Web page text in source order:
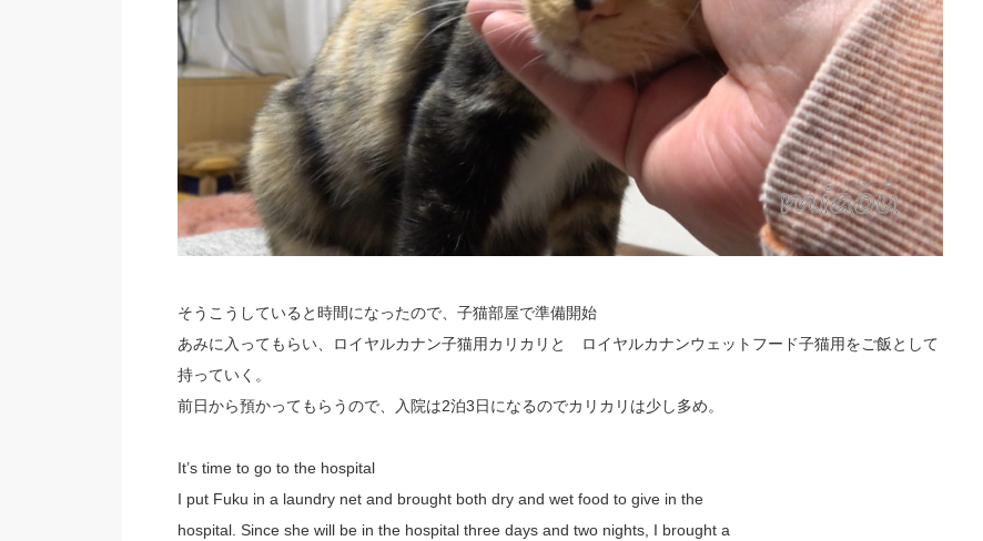
そうこうしていると時間になったので、子猫部屋で準備開始
あみに入ってもらい、ロイヤルカナン子猫用カリカリと ロイヤルカナンウェットフード子猫用をご飯として
持っていく。
前日から預かってもらうので、入院は2泊3日になるのでカリカリは少し多め。
It’s time to go to the hospital
I put Fuku in a laundry net and brought both dry and wet food to give in the
hospital. Since she will be in the hospital three days and two nights, I brought a